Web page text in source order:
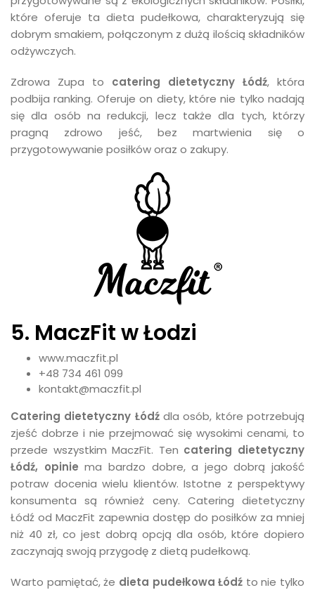
które oferuje ta dieta pudełkowa, charakteryzują się
dobrym smakiem, połączonym z dużą ilością składników
odżywczych.
Zdrowa Zupa to catering dietetyczny Łódź, która
podbija ranking. Oferuje on diety, które nie tylko nadają
się dla osób na redukcji, lecz także dla tych, którzy
pragną zdrowo jeść, bez martwienia się o
przygotowywanie posiłków oraz o zakupy.
5. MaczFit w Łodzi
www.maczfit.pl
+48 734 461 099
kontakt@maczfit.pl
Catering dietetyczny Łódźdla osób, które potrzebują
zjeść dobrze i nie przejmować się wysokimi cenami, to
przede wszystkim MaczFit. Ten catering dietetyczny
Łódź, opinie ma bardzo dobre, a jego dobrą jakość
potraw docenia wielu klientów. Istotne z perspektywy
konsumenta są również ceny. Catering dietetyczny
Łódź od MaczFit zapewnia dostęp do posiłków za mniej
niż 40 zł, co jest dobrą opcją dla osób, które dopiero
zaczynają swoją przygodę z dietą pudełkową.
Warto pamiętać, że dieta pudełkowa Łódź to nie tylko